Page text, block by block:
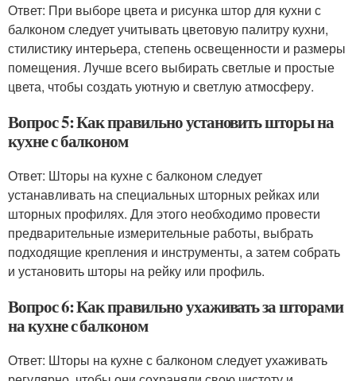
Ответ: При выборе цвета и рисунка штор для кухни с
балконом следует учитывать цветовую палитру кухни,
стилистику интерьера, степень освещенности и размеры
помещения. Лучше всего выбирать светлые и простые
цвета, чтобы создать уютную и светлую атмосферу.
Вопрос 5: Как правильно установить шторы на
кухне с балконом
Ответ: Шторы на кухне с балконом следует
устанавливать на специальных шторных рейках или
шторных профилях. Для этого необходимо провести
предварительные измерительные работы, выбрать
подходящие крепления и инструменты, а затем собрать
и установить шторы на рейку или профиль.
Вопрос 6: Как правильно ухаживать за шторами
на кухне с балконом
Ответ: Шторы на кухне с балконом следует ухаживать